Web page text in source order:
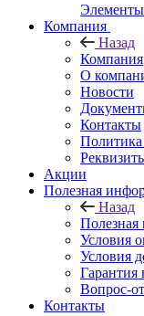
Компания
Назад
Компания
О
Новости
Контакты
Политика
Акции
Полезная
Назад
Условия
Условия
Гарантия
Вопрос-
Контакты